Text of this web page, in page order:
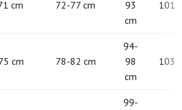
cm 72-77 cm
93
cm
101
cm 78-82 cm
94-
98
cm
103
99-